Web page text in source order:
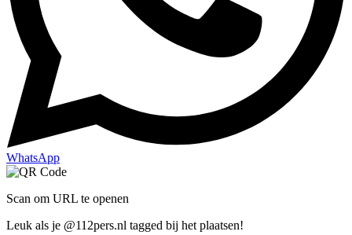
WhatsApp
Scan om URL te openen
Leuk als je @112pers.nl tagged bij het plaatsen!